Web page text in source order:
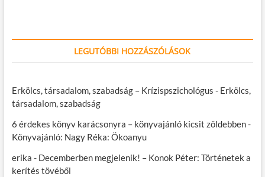
LEGUTÓBBI HOZZÁSZÓLÁSOK
Erkölcs, társadalom, szabadság – Krízispszichológus - Erkölcs,
társadalom, szabadság
6 érdekes könyv karácsonyra – könyvajánló kicsit zöldebben-
Könyvajánló: Nagy Réka: Ökoanyu
erika - Decemberben megjelenik! – Konok Péter: Történetek a
kerítés tövéből